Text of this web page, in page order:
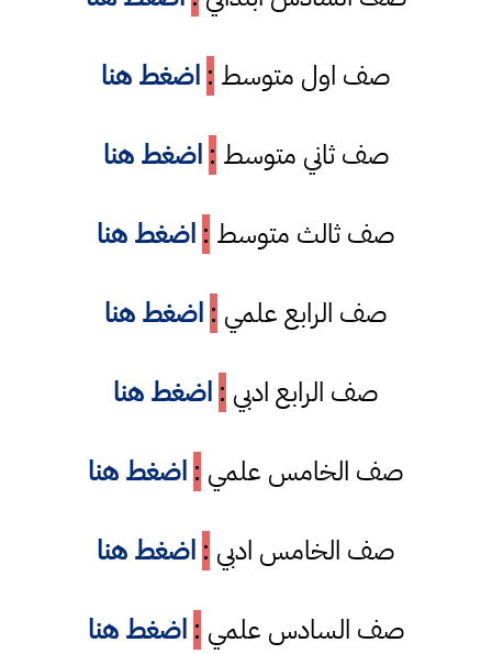
صف اول متوسط : اضغط هنا
صف ثاني متوسط : اضغط هنا
صف ثالث متوسط : اضغط هنا
صف الرابع علمي : اضغط هنا
صف الرابع ادبي : اضغط هنا
صف الخامس علمي : اضغط هنا
صف الخامس ادبي : اضغط هنا
صف السادس علمي : اضغط هنا